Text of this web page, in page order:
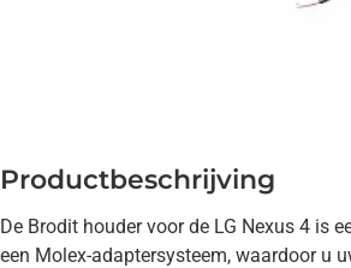
Productbeschrijving
De Brodit houder voor de LG Nexus 4 is
een Molex-adaptersysteem, waardoor u